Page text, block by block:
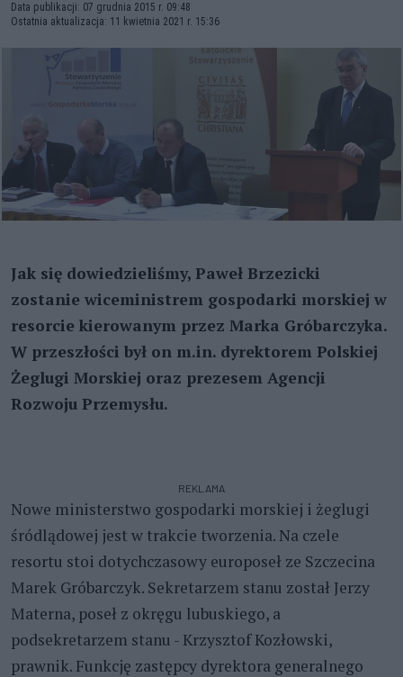
Data publikacji: 07 grudnia 2015 r. 09:48
Ostatnia aktualizacja: 11 kwietnia 2021 r. 15:36
Jak się dowiedzieliśmy, Paweł Brzezicki
zostanie wiceministrem gospodarki morskiej w
resorcie kierowanym przez Marka Gróbarczyka.
W przeszłości był on m.in. dyrektorem Polskiej
Żeglugi Morskiej oraz prezesem Agencji
Rozwoju Przemysłu.
REKLAMA
Nowe ministerstwo gospodarki morskiej i żeglugi
śródlądowej jest w trakcie tworzenia. Na czele
resortu stoi dotychczasowy europoseł ze Szczecina
Marek Gróbarczyk. Sekretarzem stanu został Jerzy
Materna, poseł z okręgu lubuskiego, a
podsekretarzem stanu - Krzysztof Kozłowski,
prawnik. Funkcję zastępcy dyrektora generalnego